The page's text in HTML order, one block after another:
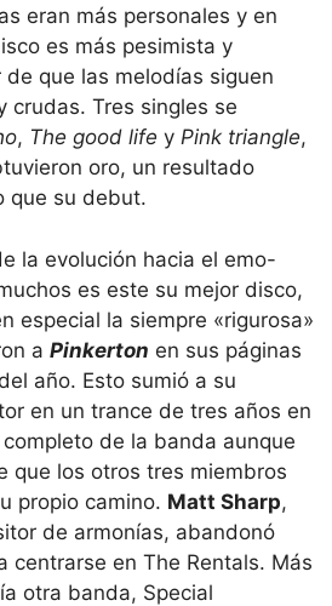
eran más personales y en
es más pesimista y
que las melodías siguen
crudas. Tres singles se
, The good life y Pink triangle,
oro, un resultado
que su debut.
la evolución hacia el emo-
es este su mejor disco,
especial la siempre «rigurosa»
a Pinkerton en sus páginas
año. Esto sumió a su
en un trance de tres años en
de la banda aunque
que los otros tres miembros
propio camino. Matt Sharp,
de armonías, abandonó
centrarse en The Rentals. Más
otra banda, Special